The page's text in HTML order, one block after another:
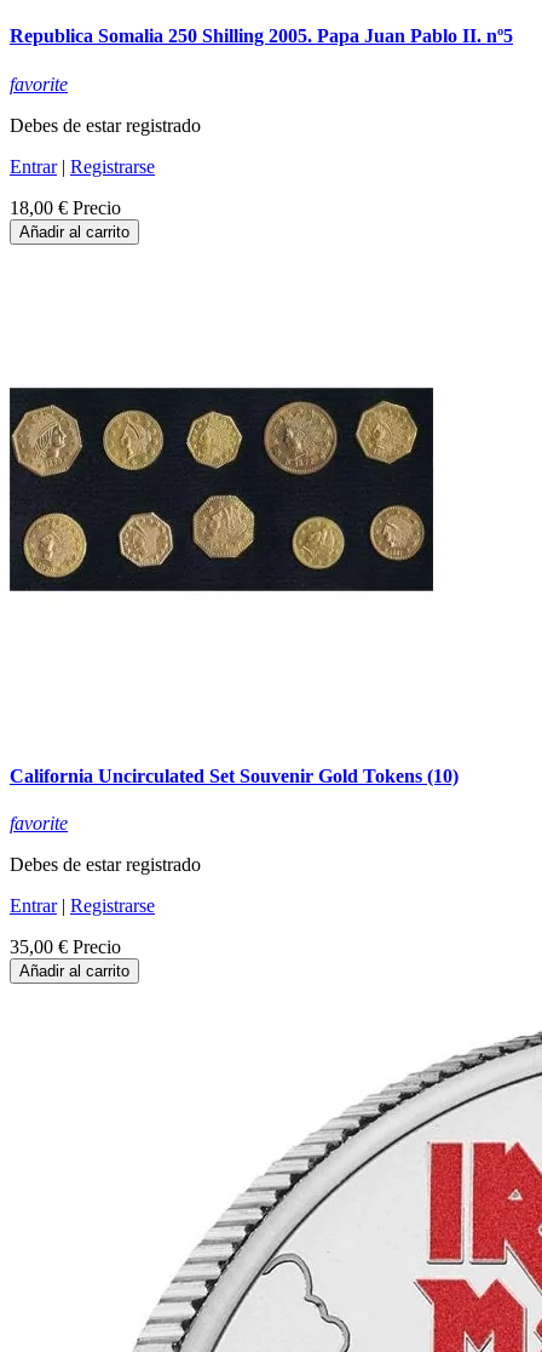
Republica Somalia 250 Shilling 2005. Papa Juan Pablo II. nº5
favorite
Debes de estar registrado
Entrar| Registrarse
18,00 € Precio
Añadir al carrito
California Uncirculated Set Souvenir Gold Tokens (10)
favorite
Debes de estar registrado
Entrar| Registrarse
35,00 € Precio
Añadir al carrito